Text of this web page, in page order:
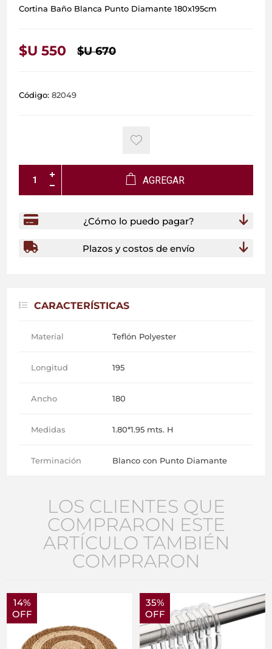
Cortina Baño Blanca Punto Diamante 180x195cm
$U 550 $U 670
Código: 82049
AGREGAR
¿Cómo lo puedo pagar?
Plazos y costos de envío
CARACTERÍSTICAS
Material Teflón Polyester
Longitud 195
Ancho 180
Medidas 1.80*1.95 mts. H
Terminación Blanco con Punto Diamante
LOS CLIENTES QUE
COMPRARON ESTE
ARTÍCULO TAMBIÉN
COMPRARON
14%
OFF
35%
OFF